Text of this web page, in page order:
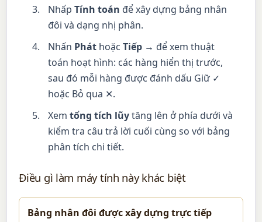
NhấpTính toán để xây dựng bảng nhân
đôi và dạng nhị phân.
Nhấn Phát hoặcTiếp → để xem thuật
toán hoạt hình: các hàng hiển thị trước,
sau đó mỗi hàng được đánh dấu Giữ ✓
hoặc Bỏ qua ✕.
Xemtổng tích lũytăng lên ở phía dưới và
kiểm tra câu trả lời cuối cùng so với bảng
phân tích chi tiết.
Điều gì làm máy tính này khác biệt
Bảng nhân đôi được xây dựng trực tiếp